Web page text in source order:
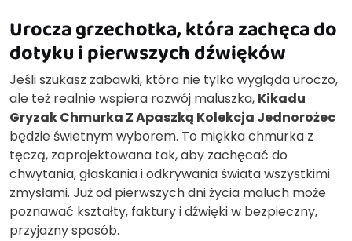
Urocza grzechotka, która zachęca do
dotyku i pierwszych dźwięków
Jeśli szukasz zabawki, która nie tylko wygląda uroczo,
ale też realnie wspiera rozwój maluszka, Kikadu
Gryzak Chmurka Z Apaszką Kolekcja Jednorożec
będzie świetnym wyborem. To miękka chmurka z
tęczą, zaprojektowana tak, aby zachęcać do
chwytania, głaskania i odkrywania świata wszystkimi
zmysłami. Już od pierwszych dni życia maluch może
poznawać kształty, faktury i dźwięki w bezpieczny,
przyjazny sposób.